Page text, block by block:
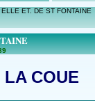
ELLE ET. DE ST FONTAINE
COUE